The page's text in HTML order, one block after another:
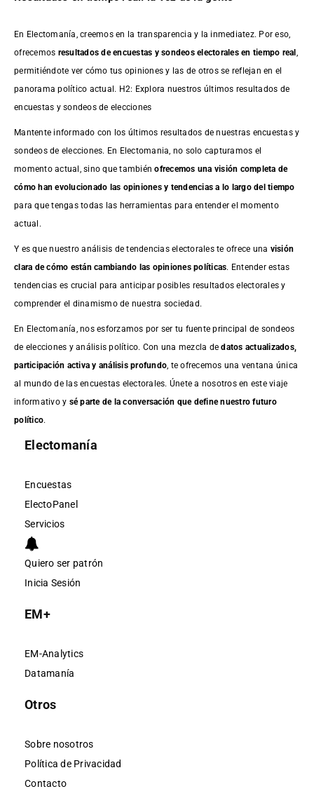
En Electomanía, creemos en la transparencia y la inmediatez. Por eso,
ofrecemos resultados deencuestas y sondeos electorales en tiempo real
permitiéndote ver cómo tus opiniones y las de otros se reflejan en el
panorama político actual. H2: Explora nuestros últimos resultados de
encuestas y sondeos de elecciones
Mantente informado con los últimos resultados de nuestras encuestasy
sondeos de elecciones. En Electomania, no solo capturamos el
momento actual, sino que tambiénofrecemos una visión completa de
cómo han evolucionado las opiniones y tendencias a lo largo del tiempo
para que tengas todas las herramientas para entender el momento
actual.
Y es que nuestro análisis de tendencias electorales te ofrece una visión
clara de cómo están cambiando las opiniones políticas. Entender estas
tendencias es crucial para anticipar posibles resultados electorales y
comprender el dinamismo de nuestra sociedad.
En Electomanía, nos esforzamos por ser tu fuente principal de sondeos
de elecciones y análisis político. Con una mezcla dedatos actualizados,
participación activa y análisis profundo , te ofrecemos una ventana única
al mundo de las encuestas electorales. Únete a nosotros en este viaje
informativo y sé parte de la conversación que define nuestro futuro
político.
Electomanía
Encuestas
ElectoPanel
Servicios
Quiero ser patrón
Inicia Sesión
EM+
EM-Analytics
Datamanía
Otros
Sobre nosotros
Política de Privacidad
Contacto